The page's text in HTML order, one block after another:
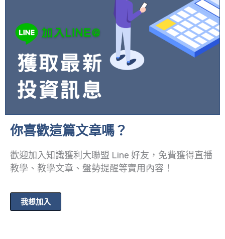
你喜歡這篇文章嗎？
歡迎加入知識獲利大聯盟 Line 好友，免費獲得直播
教學、教學文章、盤勢提醒等實用內容！
我想加入